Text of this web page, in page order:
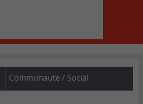
Communauté / Social